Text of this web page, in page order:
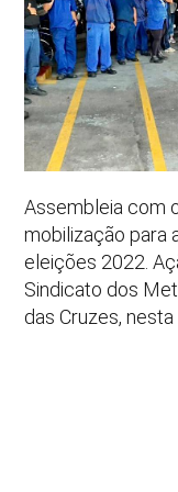
Assembleia com
mobilização para
eleições 2022.
Sindicato dos
das Cruzes,